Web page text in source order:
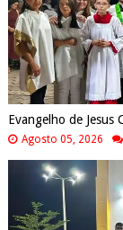
Evangelho de
Agosto 05, 2026